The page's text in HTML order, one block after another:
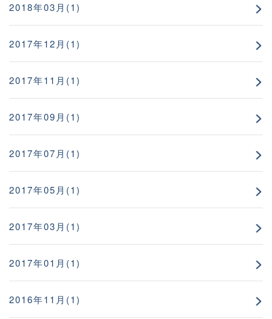
2018年03月(1)
2017年12月(1)
2017年11月(1)
2017年09月(1)
2017年07月(1)
2017年05月(1)
2017年03月(1)
2017年01月(1)
2016年11月(1)